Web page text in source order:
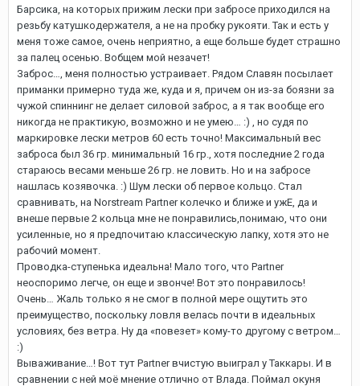
Барсика, на которых прижим лески при забросе приходился на
резьбу катушкодержателя, а не на пробку рукояти. Так и есть у
меня тоже самое, очень неприятно, а еще больше будет страшно
за палец осенью. Вобщем мой незачет!
Заброс…, меня полностью устраивает. Рядом Славян посылает
приманки примерно туда же, куда и я, причем он из-за боязни за
чужой спиннинг не делает силовой заброс, а я так вообще его
никогда не практикую, возможно и не умею… :) , но судя по
маркировке лески метров 60 есть точно! Максимальный вес
заброса был 36 гр. минимальный 16 гр., хотя последние 2 года
стараюсь весами меньше 26 гр. не ловить. Но и на забросе
нашлась козявочка. :) Шум лески об первое кольцо. Стал
сравнивать, на Norstream Partner колечко и ближе и ужЕ, да и
внеше первые 2 кольца мне не понравились,понимаю, что они
усиленные, но я предпочитаю классическую лапку, хотя это не
рабочий момент.
Проводка-ступенька идеальна! Мало того, что Partner
неоспоримо легче, он еще и звонче! Вот это понравилось!
Очень… Жаль только я не смог в полной мере ощутить это
преимущество, поскольку ловля велась почти в идеальных
условиях, без ветра. Ну да «повезет» кому-то другому с ветром…
:)
Вываживание…! Вот тут Partner вчистую выиграл у Таккары. И в
сравнении с ней моё мнение отлично от Влада. Поймал окуня